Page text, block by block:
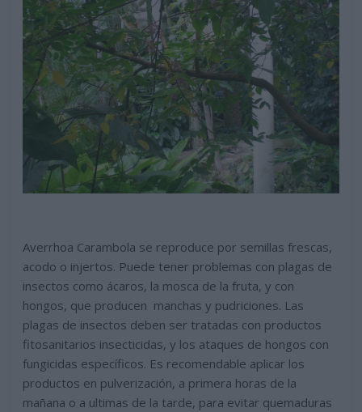
Averrhoa Carambola se reproduce por semillas frescas,
acodo o injertos. Puede tener problemas con plagas de
insectos como ácaros, la mosca de la fruta, y con
hongos, que producen manchas y pudriciones. Las
plagas de insectos deben ser tratadas con productos
fitosanitarios insecticidas, y los ataques de hongos con
fungicidas específicos. Es recomendable aplicar los
productos en pulverización, a primera horas de la
mañana o a ultimas de la tarde, para evitar quemaduras